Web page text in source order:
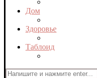
Дом
Здоровье
Таблоид